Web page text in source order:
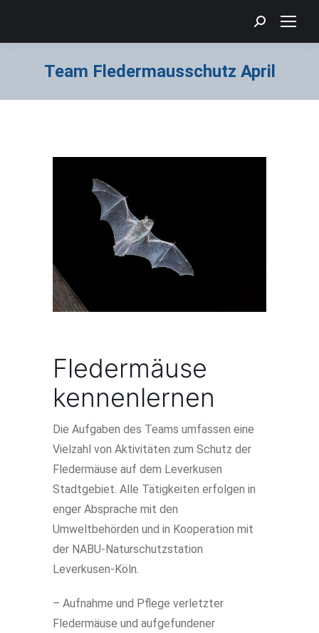
Search:
Team Fledermausschutz April
Fledermäuse
kennenlernen
Die Aufgaben des Teams umfassen eine
Vielzahl von Aktivitäten zum Schutz der
Fledermäuse auf dem Leverkusen
Stadtgebiet. Alle Tätigkeiten erfolgen in
enger Absprache mit den
Umweltbehörden und in Kooperation mit
der NABU-Naturschutzstation
Leverkusen-Köln.
– Aufnahme und Pflege verletzter
Fledermäuse und aufgefundener